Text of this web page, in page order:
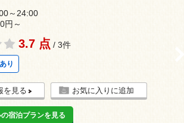
～24:00
円～
3.7 点 / 3件
り
を見る お気に入りに追加
宿泊プランを見る